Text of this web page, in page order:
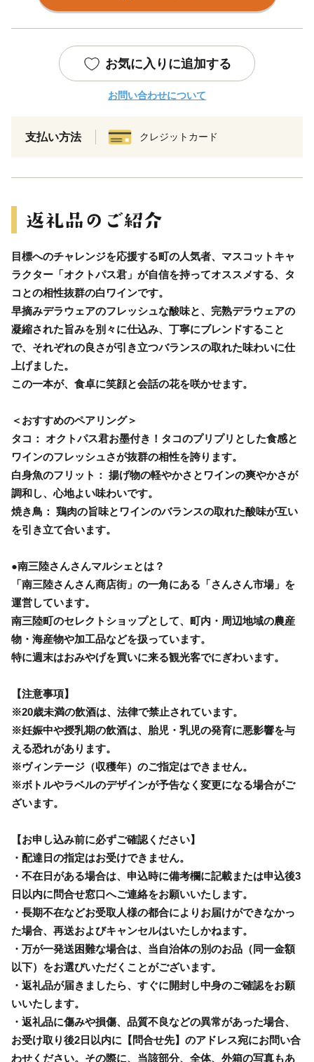
お気に入りに追加する
お問い合わせについて
支払い方法 クレジットカード
目標へのチャレンジを応援する町の人気者、マスコットキャ
ラクター「オクトパス君」が自信を持ってオススメする、タ
コとの相性抜群の白ワインです。
早摘みデラウェアのフレッシュな酸味と、完熟デラウェアの
凝縮された旨みを別々に仕込み、丁寧にブレンドすること
で、それぞれの良さが引き立つバランスの取れた味わいに仕
上げました。
この一本が、食卓に笑顔と会話の花を咲かせます。
＜おすすめのペアリング＞
タコ： オクトパス君お墨付き！タコのプリプリとした食感と
ワインのフレッシュさが抜群の相性を誇ります。
白身魚のフリット： 揚げ物の軽やかさとワインの爽やかさが
調和し、心地よい味わいです。
焼き鳥： 鶏肉の旨味とワインのバランスの取れた酸味が互い
を引き立て合います。
●南三陸さんさんマルシェとは？
「南三陸さんさん商店街」の一角にある「さんさん市場」を
運営しています。
南三陸町のセレクトショップとして、町内・周辺地域の農産
物・海産物や加工品などを扱っています。
特に週末はおみやげを買いに来る観光客でにぎわいます。
【注意事項】
※20歳未満の飲酒は、法律で禁止されています。
※妊娠中や授乳期の飲酒は、胎児・乳児の発育に悪影響を与
える恐れがあります。
※ヴィンテージ（収穫年）のご指定はできません。
※ボトルやラベルのデザインが予告なく変更になる場合がご
ざいます。
【お申し込み前に必ずご確認ください】
・配達日の指定はお受けできません。
・不在日がある場合は、申込時に備考欄に記載または申込後3
日以内に問合せ窓口へご連絡をお願いいたします。
・長期不在などお受取人様の都合によりお届けができなかっ
た場合、再送およびキャンセルはいたしかねます。
・万が一発送困難な場合は、当自治体の別のお品（同一金額
以下）をお選びいただくことがございます。
・返礼品が届きましたら、すぐに開封し中身のご確認をお願
いいたします。
・返礼品に傷みや損傷、品質不良などの異常があった場合、
お受け取り後2日以内に【問合せ先】のアドレス宛にお問い合
わせください。その際に、当該部分、全体、外箱の写真もあ